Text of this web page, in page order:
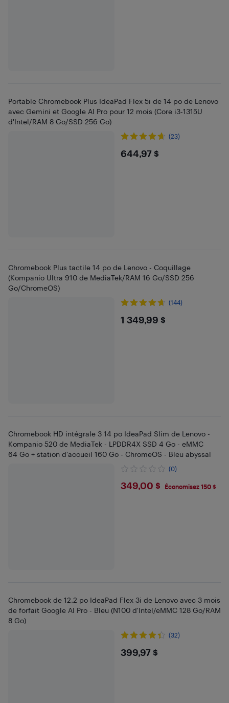
Portable Chromebook Plus IdeaPad Flex 5i de 14 po de Lenovo
avec Gemini et Google AI Pro pour 12 mois (Core i3-1315U
d'Intel/RAM 8 Go/SSD 256 Go)
(23)
$644.97
644,97 $
Chromebook Plus tactile 14 po de Lenovo - Coquillage
(Kompanio Ultra 910 de MediaTek/RAM 16 Go/SSD 256
Go/ChromeOS)
(144)
$1349.99
1 349,99 $
Chromebook HD intégrale 3 14 po IdeaPad Slim de Lenovo -
Kompanio 520 de MediaTek - LPDDR4X SSD 4 Go - eMMC
64 Go + station d'accueil 160 Go - ChromeOS - Bleu abyssal
(0)
$349
349,00 $ Économisez 150 $
Chromebook de 12,2 po IdeaPad Flex 3i de Lenovo avec 3 mois
de forfait Google AI Pro - Bleu (N100 d'Intel/eMMC 128 Go/RAM
8 Go)
(32)
$399.97
399,97 $